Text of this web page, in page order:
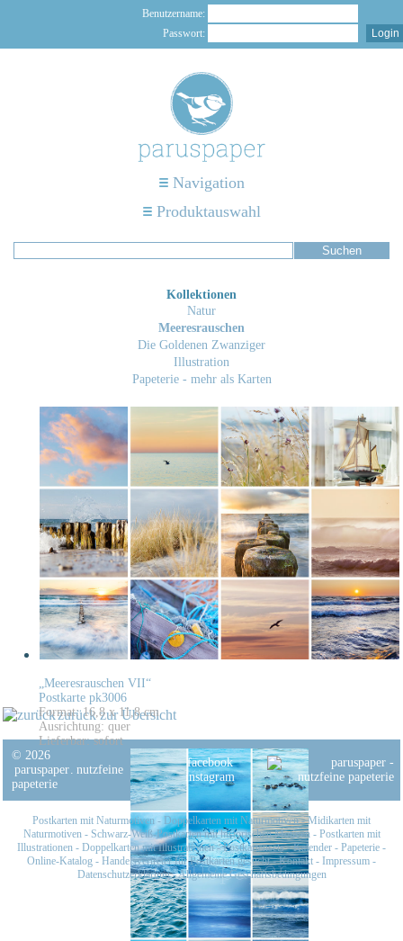
Benutzername:
Passwort:
Navigation
Produktauswahl
Kollektionen
Natur
Meeresrauschen
Die Goldenen Zwanziger
Illustration
Papeterie - mehr als Karten
„Meeresrauschen VII“
Postkarte pk3006
Format: 16,8 x 11,8 cm
Ausrichtung: quer
Lieferbar: sofort
zurück zur Übersicht
© 2026
paruspaper. nutzfeine
papeterie
facebook
instagram
Postkarten mit Naturmotiven - Doppelkarten mit Naturmotiven-Midikarten mit
Naturmotiven- Schwarz-Weiß-Postkarten mit historischen Motiven- Postkarten mit
Illustrationen - Doppelkarten mit Illustrationen-Postkartensets-Kalender - Papeterie -
Online-Katalog - Handelsvertreter für Postkarten gesucht-Kontakt - Impressum -
Datenschutzerklärung-Allgemeine Geschäftsbedingungen